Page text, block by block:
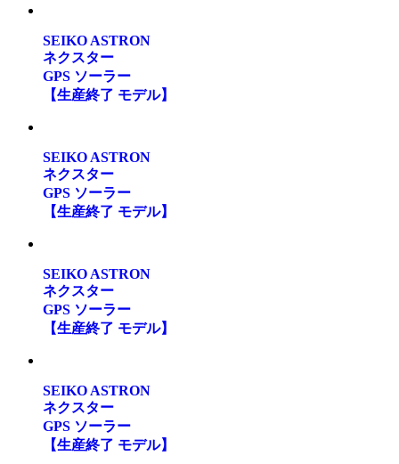
SEIKO ASTRON
ネクスター
GPS ソーラー
【生産終了 モデル】
SEIKO ASTRON
ネクスター
GPS ソーラー
【生産終了 モデル】
SEIKO ASTRON
ネクスター
GPS ソーラー
【生産終了 モデル】
SEIKO ASTRON
ネクスター
GPS ソーラー
【生産終了 モデル】